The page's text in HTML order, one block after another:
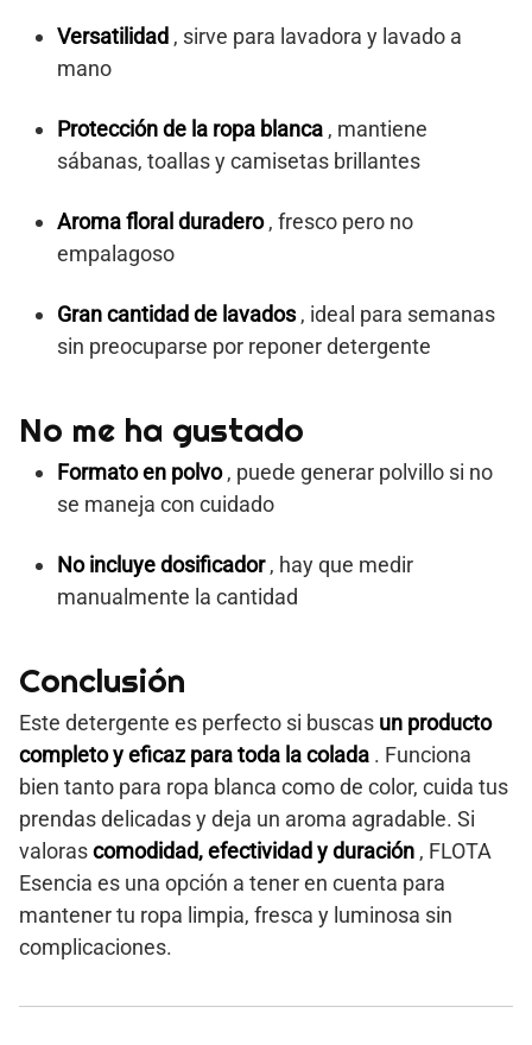
Versatilidad , sirve para lavadora y lavado a
mano
Protección de la ropa blanca , mantiene
sábanas, toallas y camisetas brillantes
Aroma floral duradero, fresco pero no
empalagoso
Gran cantidad de lavados, ideal para semanas
sin preocuparse por reponer detergente
No me ha gustado
Formato en polvo, puede generar polvillo si no
se maneja con cuidado
No incluye dosificador, hay que medir
manualmente la cantidad
Conclusión
Este detergente es perfecto si buscas un producto
completo y eficaz para toda la colada . Funciona
bien tanto para ropa blanca como de color, cuida tus
prendas delicadas y deja un aroma agradable. Si
valorascomodidad, efectividad y duración , FLOTA
Esencia es una opción a tener en cuenta para
mantener tu ropa limpia, fresca y luminosa sin
complicaciones.